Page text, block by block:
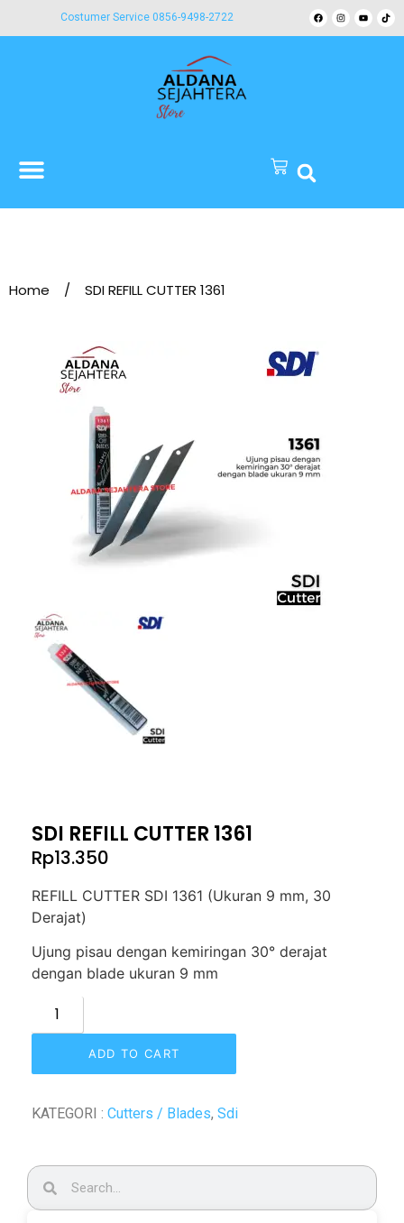
Costumer Service 0856-9498-2722
Home / SDI REFILL CUTTER 1361
SDI REFILL CUTTER 1361
Rp13.350
REFILL CUTTER SDI 1361 (Ukuran 9 mm, 30
Derajat)
Ujung pisau dengan kemiringan 30° derajat
dengan blade ukuran 9 mm
ADD TO CART
KATEGORI : Cutters / Blades, Sdi